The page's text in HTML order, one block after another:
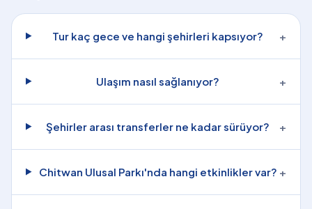
Tur kaç gece ve hangi şehirleri kapsıyor? +
Ulaşım nasıl sağlanıyor? +
Şehirler arası transferler ne kadar sürüyor? +
Chitwan Ulusal Parkı'nda hangi etkinlikler var? +